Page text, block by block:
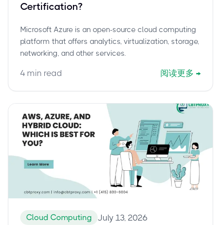
Certification?
Microsoft Azure is an open-source cloud computing
platform that offers analytics, virtualization, storage,
networking, and other services.
4 min read 阅读更多 →
Cloud Computing July 13, 2026